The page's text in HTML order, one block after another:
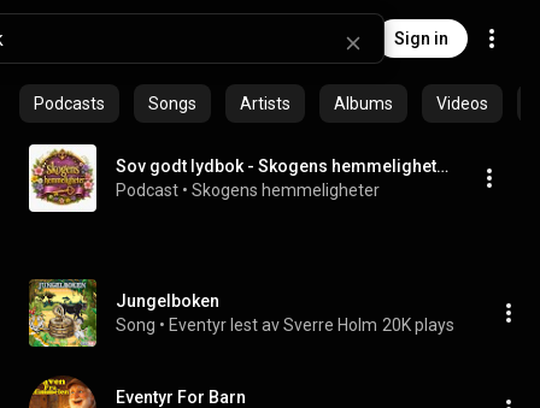
Sign in
Podcasts Songs Artists Albums Videos
Sov godt lydbok - Skogens hemmeligheter - god natt
Podcast • Skogens hemmeligheter
Jungelboken
Song • Eventyr lest av Sverre Holm 20K plays
Eventyr For Barn